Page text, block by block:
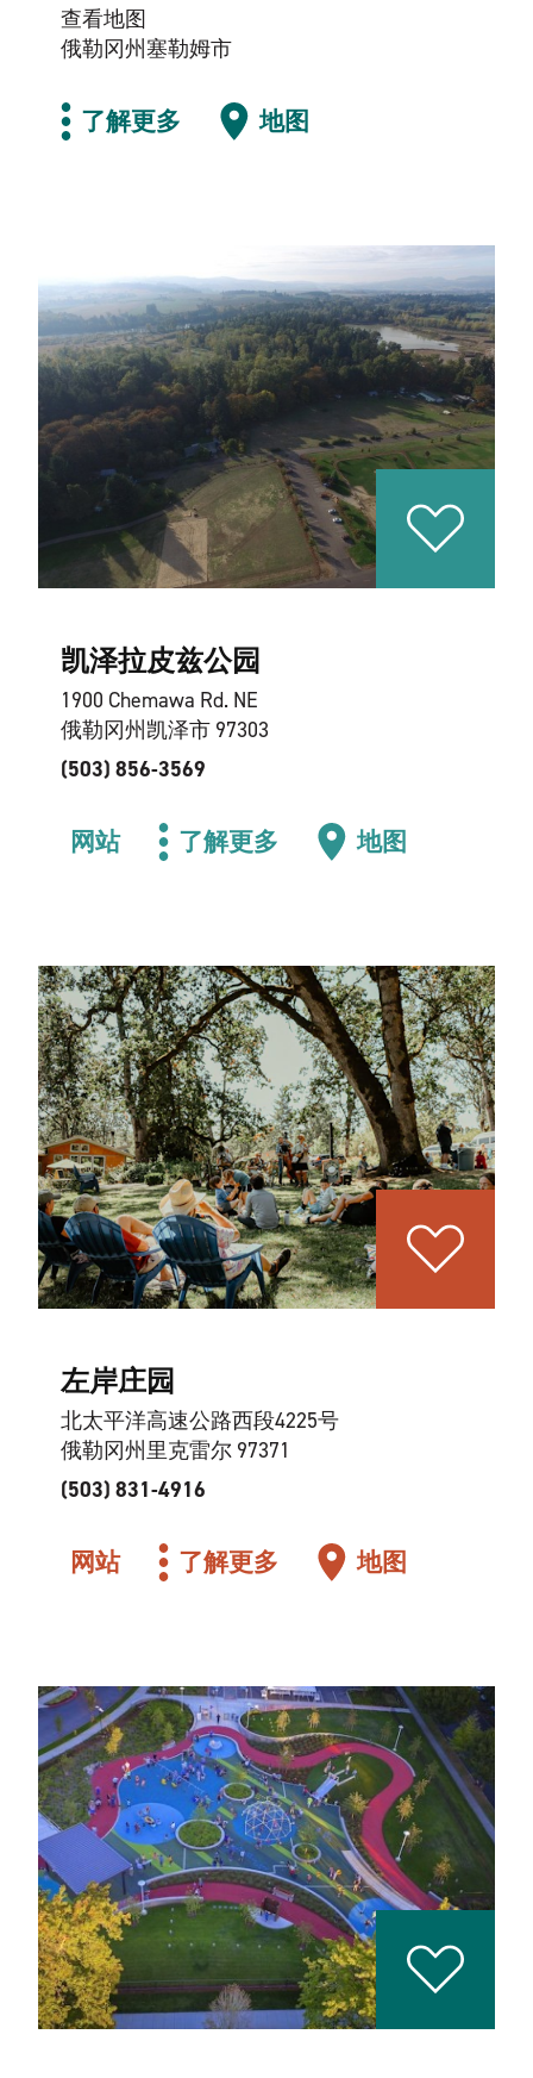
查看地图
俄勒冈州塞勒姆市
了解更多 地图
凯泽拉皮兹公园
1900 Chemawa Rd. NE
俄勒冈州凯泽市 97303
(503) 856-3569
网站 了解更多 地图
左岸庄园
北太平洋高速公路西段4225号
俄勒冈州里克雷尔 97371
(503) 831-4916
网站 了解更多 地图